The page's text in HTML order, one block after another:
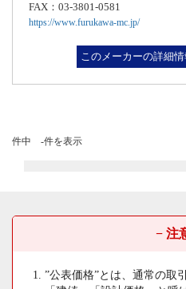
FAX：03-3801-0581
https://www.furukawa-mc.jp/
このメーカーの詳細
件中 -件を表示
− 注
”公表価格”とは、通常の取